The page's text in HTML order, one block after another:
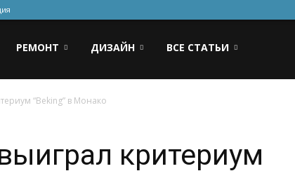
РЕМОНТ ДИЗАЙН ВСЕ СТАТЬИ
“Beking” в Монако
критериум